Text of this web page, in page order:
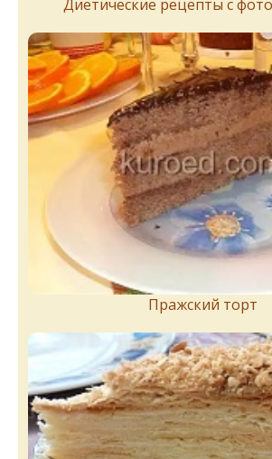
Диетические рецепты с
Пражский торт